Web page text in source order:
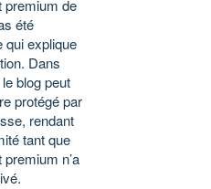
premium de
été
qui explique
Dans
blog peut
protégé par
rendant
tant que
premium n’a